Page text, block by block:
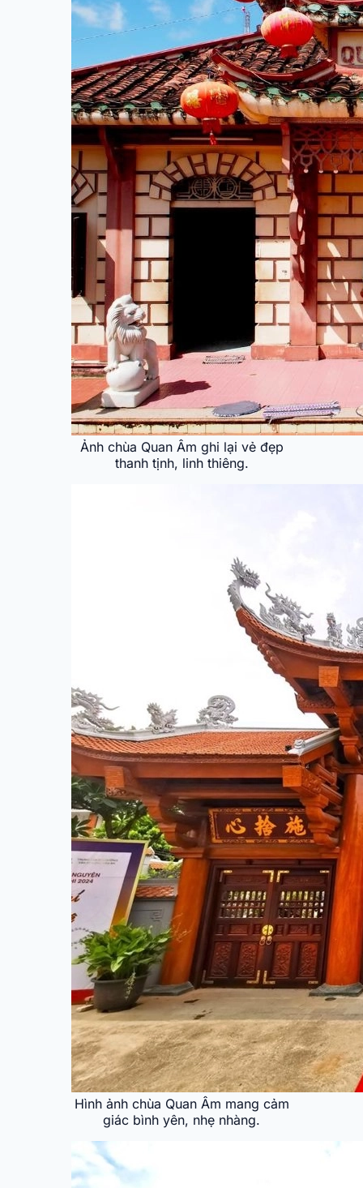
Ảnh chùa Quan Âm ghi lại vẻ đẹp
thanh tịnh, linh thiêng.
Hình ảnh chùa Quan Âm mang cảm
giác bình yên, nhẹ nhàng.